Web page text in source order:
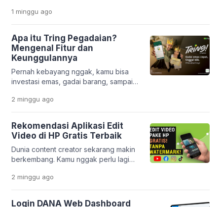
pengaturan di […]
di rumah atau lagi santai di luar, genre
ini nggak pernah gagal memacu
adrenalin. Masalahnya, nggak semua
orang punya HP flagship dengan
storage besar. Banyak pengguna
Android masih pakai HP entry-level
yang sering ngelag kalau dipakai main
game berat. Belum […]
1 minggu ago
Apa itu Tring Pegadaian?
Mengenal Fitur dan
Keunggulannya
Pernah kebayang nggak, kamu bisa
investasi emas, gadai barang, sampai
satu aplikasi di HP? Di era digital
seperti sekarang, semua itu bukan lagi
hal yang sulit. Melalui inovasi
terbarunya, PT Pegadaian
menghadirkan aplikasi yang makin
lengkap dan praktis. Layanan
Pegadaian Digital kini berevolusi jadi
terintegrasi. […]
2 minggu ago
Rekomendasi Aplikasi Edit
Video di HP Gratis Terbaik
Dunia content creator sekarang makin
berkembang. Kamu nggak perlu lagi
keren. Cukup pakai HP, kamu sudah
bisa menghasilkan konten yang
menarik dan profesional. Platform
2 minggu ago
Login DANA Web Dashboard